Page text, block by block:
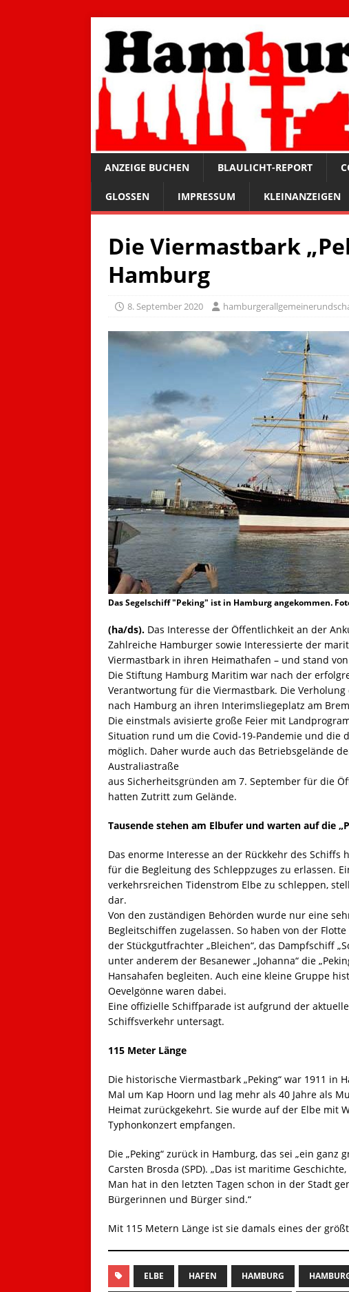
ANZEIGE BUCHEN BLAULICHT-REPORT
GLOSSEN IMPRESSUM KLEINANZEIGEN
Die Viermastbark
Hamburg
8. September 2020
Das Segelschiff "Peking" ist in Hamburg angekommen.
(ha/ds). Das Interesse der Öffentlichkeit an der
Zahlreiche Hamburger sowie Interessierte der
Viermastbark in ihren Heimathafen – und stand
Die Stiftung Hamburg Maritim war nach der
Verantwortung für die Viermastbark. Die
nach Hamburg an ihren Interimsliegeplatz am
Die einstmals avisierte große Feier mit
Situation rund um die Covid-19-Pandemie und
möglich. Daher wurde auch das Betriebsgelände
Australiastraße
aus Sicherheitsgründen am 7. September für die
hatten Zutritt zum Gelände.
Tausende stehen am Elbufer und warten auf die
Das enorme Interesse an der Rückkehr des
für die Begleitung des Schleppzuges zu erlassen.
verkehrsreichen Tidenstrom Elbe zu schleppen,
dar.
Von den zuständigen Behörden wurde nur eine
Begleitschiffen zugelassen. So haben von der
der Stückgutfrachter „Bleichen“, das Dampfschiff
unter anderem der Besanewer „Johanna“ die
Hansahafen begleiten. Auch eine kleine Gruppe
Oevelgönne waren dabei.
Eine offizielle Schiffparade ist aufgrund der
Schiffsverkehr untersagt.
115 Meter Länge
Die historische Viermastbark „Peking“ war 1911 in
Mal um Kap Hoorn und lag mehr als 40 Jahre als
Heimat zurückgekehrt. Sie wurde auf der Elbe mit
Typhonkonzert empfangen.
Die „Peking“ zurück in Hamburg, das sei „ein
Carsten Brosda (SPD). „Das ist maritime
Man hat in den letzten Tagen schon in der Stadt
Bürgerinnen und Bürger sind.“
Mit 115 Metern Länge ist sie damals eines der
ELBE HAFEN HAMBURG